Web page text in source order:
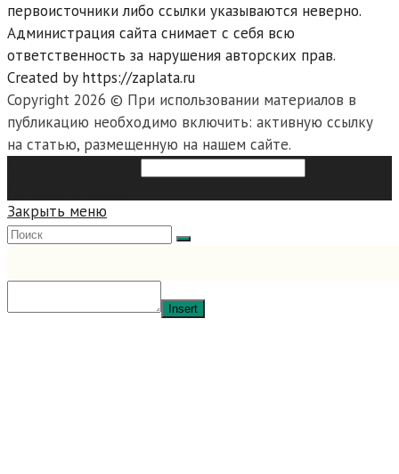
первоисточники либо ссылки указываются неверно.
Администрация сайта снимает с себя всю
ответственность за нарушения авторских прав.
Created by https://zaplata.ru
Copyright 2026 © При использовании материалов в
публикацию необходимо включить: активную ссылку
на статью, размещенную на нашем сайте.
Закрыть меню
Insert